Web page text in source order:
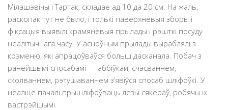
Мiлашэвiчы i Тартак, складае ад 10 да 20 см. На жаль,
раскопак тут не было, і толькі паверхневыя зборы i
фiксацыя выявiлi крамянёвыя прылады i рэшткi посуду
неалiтычнага часу. У асноўным прылады выраблялі з
крэменю, які апрацоўваўся больш дасканала. Побач з
ранейшымі спосабамі — аббіўкай, счэсваннем,
сколваннем, рэтушаваннем з’явіўся спосаб шліфоўкі. У
неаліце пачалі прышліфоўваць лёзы сякераў, робячы іх
вастрэйшымі.